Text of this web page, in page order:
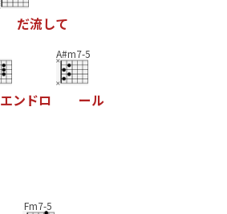
だ流して
エン ドロ
A#m7-5
ール
Fm7-5